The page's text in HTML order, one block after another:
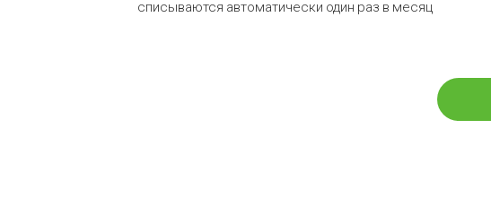
списываются автоматически один раз в месяц